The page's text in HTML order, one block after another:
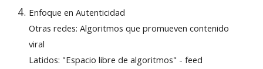
Enfoque en Autenticidad
Otras redes: Algoritmos que promueven contenido
viral
Latidos: "Espacio libre de algoritmos" - feed